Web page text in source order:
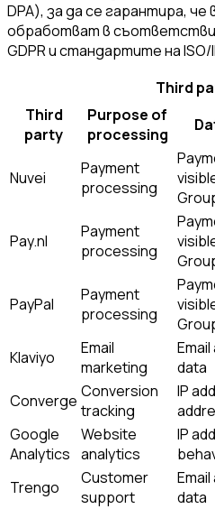
DPA), за да се гарантира, че
обработват в
GDPR и стандартите на ISO/
Third
Third
party
Purpose of
processing
Nuvei
Payment
processing
Pay.nl
Payment
processing
PayPal
Payment
processing
Klaviyo
Email
marketing
data
Converge Conversion
tracking
IP
Google
Analytics
Website
analytics
IP
Trengo
Customer
support
data